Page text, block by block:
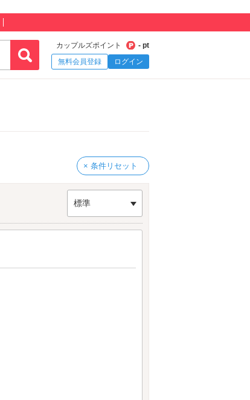
カップルズポイント
- pt
無料会員登録
ログイン
× 条件リセット
標準